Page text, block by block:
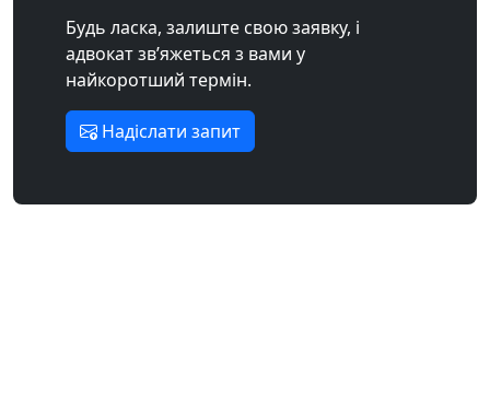
Будь ласка, залиште свою заявку, і
адвокат зв’яжеться з вами у
найкоротший термін.
Надіслати запит